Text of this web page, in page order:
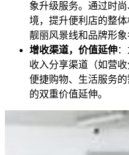
象升级服务。通过时
境，提升便利店的整
靓丽风景线和品牌形象
增收渠道，价值延伸
收入分享渠道（如营
便捷购物、生活服务
的双重价值延伸。